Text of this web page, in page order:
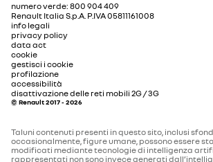
numero verde: 800 904 409
Renault Italia S.p.A. P.IVA 05811161008
info legali
privacy policy
data act
cookie
gestisci i cookie
profilazione
accessibilità
disattivazione delle reti mobili 2G / 3G
© Renault 2017 - 2026
Taluni contenuti presenti in questo sito, inclusi
occasionalmente, figure umane, possono essere
modificati mediante tecnologie di intelligenza
rappresentati non sono invece generati